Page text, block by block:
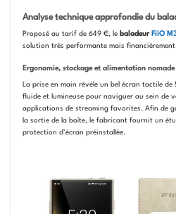
Analyse technique approfondie du
Proposé au tarif de 649 €, le baladeur FiiO
solution très performante mais
Ergonomie, stockage et alimentation nomade
La prise en main révèle un bel écran tactile
fluide et lumineuse pour naviguer au sein de
applications de streaming favorites. Afin de
la sortie de la boîte, le fabricant fournit un
protection d’écran préinstallée.